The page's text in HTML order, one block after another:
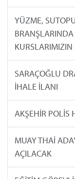
YÜZME,
SARAÇOĞLU
İHALE İLANI
AKŞEHİR POLİS
MUAY THAİ
AÇILACAK